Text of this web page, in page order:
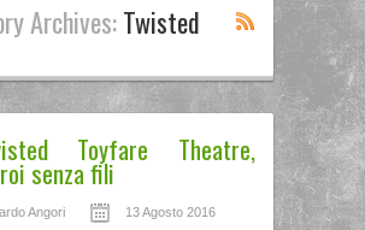
Archives:Twisted
Toyfare Theatre,
senza fili
Angori 13 Agosto 2016